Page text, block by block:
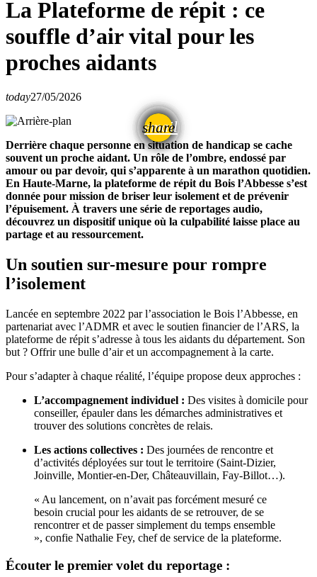
La Plateforme de répit : ce
souffle d’air vital pour les
proches aidants
today27/05/2026
share
email
Derrière chaque personne en situation de handicap se cache
souvent un proche aidant. Un rôle de l’ombre, endossé par
amour ou par devoir, qui s’apparente à un marathon quotidien.
En Haute-Marne, la plateforme de répit du Bois l’Abbesse s’est
donnée pour mission de briser leur isolement et de prévenir
l’épuisement. À travers une série de reportages audio,
découvrez un dispositif unique où la culpabilité laisse place au
partage et au ressourcement.
Un soutien sur-mesure pour rompre
l’isolement
Lancée en septembre 2022 par l’association le Bois l’Abbesse, en
partenariat avec l’ADMR et avec le soutien financier de l’ARS, la
plateforme de répit s’adresse à tous les aidants du département. Son
but ? Offrir une bulle d’air et un accompagnement à la carte.
Pour s’adapter à chaque réalité, l’équipe propose deux approches :
L’accompagnement individuel : Des visites à domicile pour
conseiller, épauler dans les démarches administratives et
trouver des solutions concrètes de relais.
Les actions collectives : Des journées de rencontre et
d’activités déployées sur tout le territoire (Saint-Dizier,
Joinville, Montier-en-Der, Châteauvillain, Fay-Billot…).
« Au lancement, on n’avait pas forcément mesuré ce
besoin crucial pour les aidants de se retrouver, de se
rencontrer et de passer simplement du temps ensemble
», confie Nathalie Fey, chef de service de la plateforme.
Écouter le premier volet du reportage :